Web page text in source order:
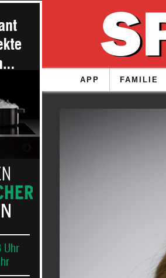
APP FAMILIE